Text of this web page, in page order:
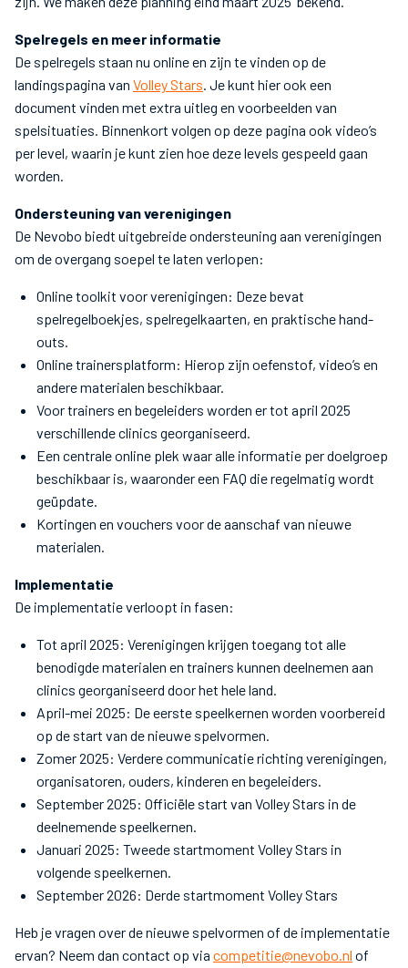
Spelregels en meer informatie
De spelregels staan nu online en zijn te vinden op de
landingspagina van Volley Stars. Je kunt hier ook een
document vinden met extra uitleg en voorbeelden van
spelsituaties. Binnenkort volgen op deze pagina ook video’s
per level, waarin je kunt zien hoe deze levels gespeeld gaan
worden.
Ondersteuning van verenigingen
De Nevobo biedt uitgebreide ondersteuning aan verenigingen
om de overgang soepel te laten verlopen:
Online toolkit voor verenigingen: Deze bevat
spelregelboekjes, spelregelkaarten, en praktische hand-
outs.
Online trainersplatform: Hierop zijn oefenstof, video’s en
andere materialen beschikbaar.
Voor trainers en begeleiders worden er tot april 2025
verschillende clinics georganiseerd.
Een centrale online plek waar alle informatie per doelgroep
beschikbaar is, waaronder een FAQ die regelmatig wordt
geüpdate.
Kortingen en vouchers voor de aanschaf van nieuwe
materialen.
Implementatie
De implementatie verloopt in fasen:
Tot april 2025: Verenigingen krijgen toegang tot alle
benodigde materialen en trainers kunnen deelnemen aan
clinics georganiseerd door het hele land.
April-mei 2025: De eerste speelkernen worden voorbereid
op de start van de nieuwe spelvormen.
Zomer 2025: Verdere communicatie richting verenigingen,
organisatoren, ouders, kinderen en begeleiders.
September 2025: Officiële start van Volley Stars in de
deelnemende speelkernen.
Januari 2025: Tweede startmoment Volley Stars in
volgende speelkernen.
September 2026: Derde startmoment Volley Stars
Heb je vragen over de nieuwe spelvormen of de implementatie
ervan? Neem dan contact op via competitie@nevobo.nl of